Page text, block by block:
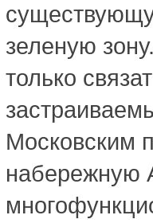
зеленую
только
Московским
набережную